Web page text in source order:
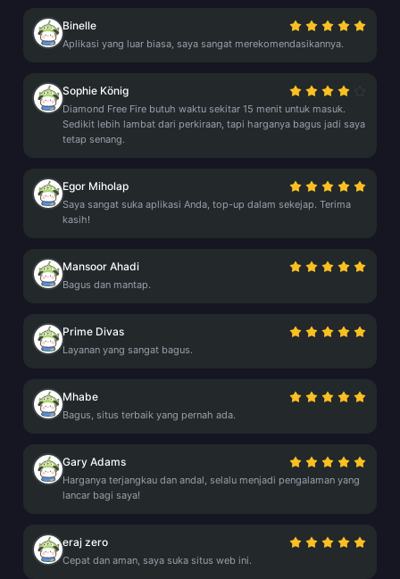
Binelle
Aplikasi yang luar biasa, saya sangat merekomendasikannya.
Sophie König
Diamond Free Fire butuh waktu sekitar 15 menit untuk masuk.
Sedikit lebih lambat dari perkiraan, tapi harganya bagus jadi saya
tetap senang.
Egor Miholap
Saya sangat suka aplikasi Anda, top-up dalam sekejap. Terima
kasih!
Mansoor Ahadi
Bagus dan mantap.
Prime Divas
Layanan yang sangat bagus.
Mhabe
Bagus, situs terbaik yang pernah ada.
Gary Adams
Harganya terjangkau dan andal, selalu menjadi pengalaman yang
lancar bagi saya!
eraj zero
Cepat dan aman, saya suka situs web ini.